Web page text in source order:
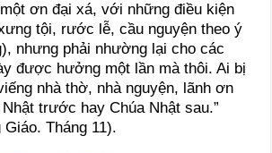
ơn đại xá, với những điều kiện
tội, rước lễ, cầu nguyện theo ý
nhưng phải nhường lại cho các
được hưởng một lần mà thôi. Ai bị
nhà thờ, nhà nguyện, lãnh ơn
trước hay Chúa Nhật sau.”
Tháng 11).